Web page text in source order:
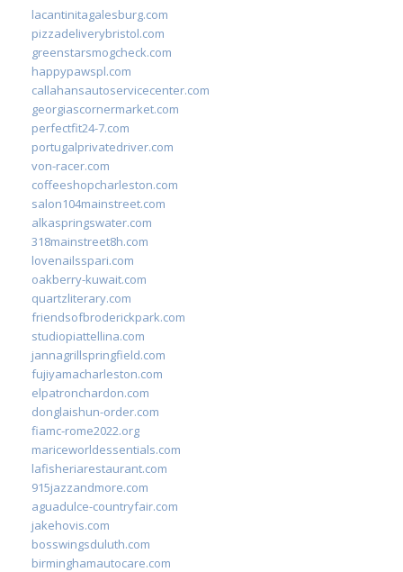
lacantinitagalesburg.com
pizzadeliverybristol.com
greenstarsmogcheck.com
happypawspl.com
callahansautoservicecenter.com
georgiascornermarket.com
perfectfit24-7.com
portugalprivatedriver.com
von-racer.com
coffeeshopcharleston.com
salon104mainstreet.com
alkaspringswater.com
318mainstreet8h.com
lovenailsspari.com
oakberry-kuwait.com
quartzliterary.com
friendsofbroderickpark.com
studiopiattellina.com
jannagrillspringfield.com
fujiyamacharleston.com
elpatronchardon.com
donglaishun-order.com
fiamc-rome2022.org
mariceworldessentials.com
lafisheriarestaurant.com
915jazzandmore.com
aguadulce-countryfair.com
jakehovis.com
bosswingsduluth.com
birminghamautocare.com